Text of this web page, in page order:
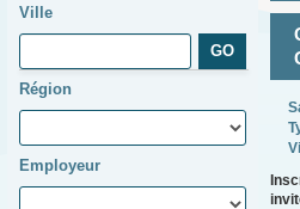
Ville
Région
Employeur